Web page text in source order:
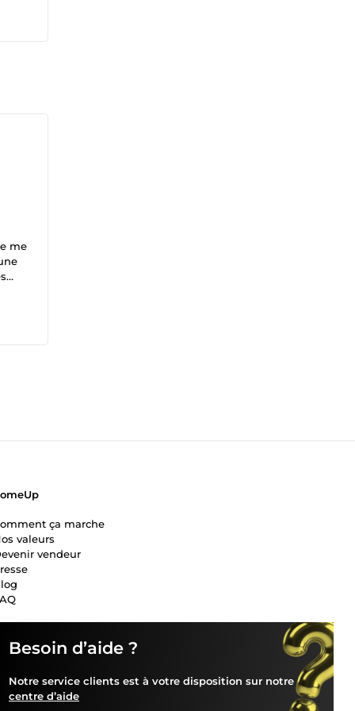
me
Besoin d’aide ?
Notre service clients est à votre disposition sur notre
centre d’aide
ça marche
valeurs
vendeur